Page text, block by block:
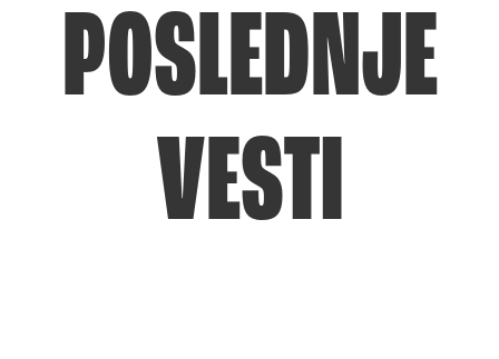
POSLEDNJE
VESTI